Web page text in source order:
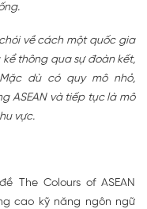
về cách một quốc gia
thông qua sự đoàn kết,
dù có quy mô nhỏ,
ASEAN và tiếp tục là mô
vực.
The Colours of ASEAN
cao kỹ năng ngôn ngữ